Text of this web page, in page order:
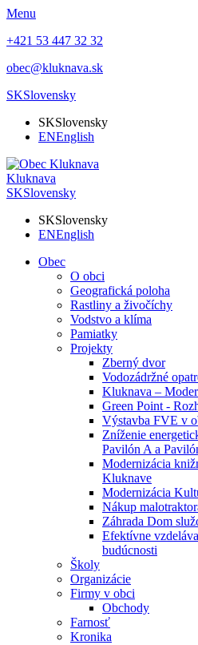
Menu
+421 53 447 32 32
obec@kluknava.sk
SKSlovensky
SKSlovensky
ENEnglish
Kluknava
SKSlovensky
SKSlovensky
ENEnglish
Obec
O obci
Geografická poloha
Rastliny a živočíchy
Vodstvo a klíma
Pamiatky
Projekty
Zberný dvor
Vodozádržné
Kluknava –
Green Point -
Výstavba FVE v
Zníženie
Pavilón A a
Modernizácia
Kluknave
Modernizácia
Nákup
Záhrada Dom
Efektívne
budúcnosti
Školy
Organizácie
Firmy v obci
Obchody
Farnosť
Kronika